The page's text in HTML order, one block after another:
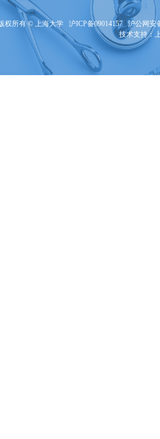
所有 © 上海大学 沪ICP备09014157 沪公网安
技术支持：